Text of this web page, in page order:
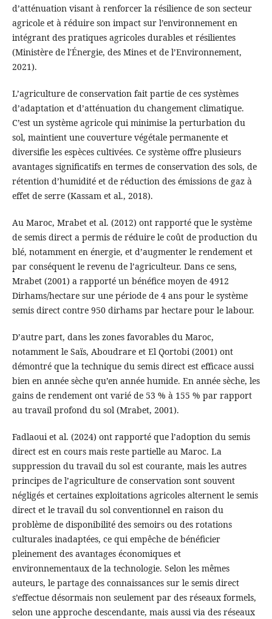
d’atténuation visant à renforcer la résilience de son secteur
agricole et à réduire son impact sur l’environnement en
intégrant des pratiques agricoles durables et résilientes
(Ministère de l'Énergie, des Mines et de l’Environnement,
2021).
L’agriculture de conservation fait partie de ces systèmes
d’adaptation et d’atténuation du changement climatique.
C’est un système agricole qui minimise la perturbation du
sol, maintient une couverture végétale permanente et
diversifie les espèces cultivées. Ce système offre plusieurs
avantages significatifs en termes de conservation des sols, de
rétention d’humidité et de réduction des émissions de gaz à
effet de serre (Kassam et al., 2018).
Au Maroc, Mrabet et al. (2012) ont rapporté que le système
de semis direct a permis de réduire le coût de production du
blé, notamment en énergie, et d’augmenter le rendement et
par conséquent le revenu de l’agriculteur. Dans ce sens,
Mrabet (2001) a rapporté un bénéfice moyen de 4912
Dirhams/hectare sur une période de 4 ans pour le système
semis direct contre 950 dirhams par hectare pour le labour.
D’autre part, dans les zones favorables du Maroc,
notamment le Saïs, Aboudrare et El Qortobi (2001) ont
démontré que la technique du semis direct est efficace aussi
bien en année sèche qu’en année humide. En année sèche, les
gains de rendement ont varié de 53 % à 155 % par rapport
au travail profond du sol (Mrabet, 2001).
Fadlaoui et al. (2024) ont rapporté que l’adoption du semis
direct est en cours mais reste partielle au Maroc. La
suppression du travail du sol est courante, mais les autres
principes de l’agriculture de conservation sont souvent
négligés et certaines exploitations agricoles alternent le semis
direct et le travail du sol conventionnel en raison du
problème de disponibilité des semoirs ou des rotations
culturales inadaptées, ce qui empêche de bénéficier
pleinement des avantages économiques et
environnementaux de la technologie. Selon les mêmes
auteurs, le partage des connaissances sur le semis direct
s’effectue désormais non seulement par des réseaux formels,
selon une approche descendante, mais aussi via des réseaux